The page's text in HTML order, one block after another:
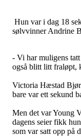
Hun var i dag 18
sølvvinner Andrine
- Vi har muligens
også blitt litt fraløpt,
Victoria Hæstad
bare var ett sekund
Men det var Young
dagens seier fikk
som var satt opp på